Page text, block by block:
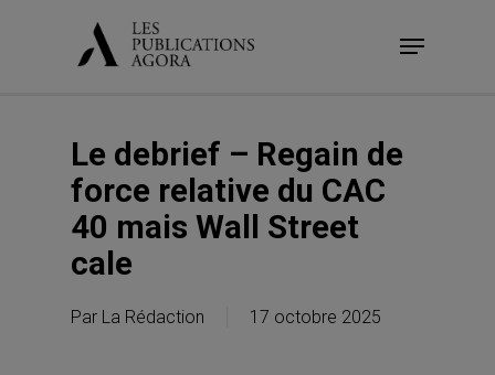
Menu
Le debrief – Regain de
force relative du CAC
40 mais Wall Street
cale
Par La Rédaction 17 octobre 2025